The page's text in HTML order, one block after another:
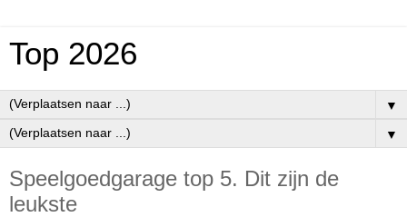
Top 2026
▼
▼
Speelgoedgarage top 5. Dit zijn de
leukste